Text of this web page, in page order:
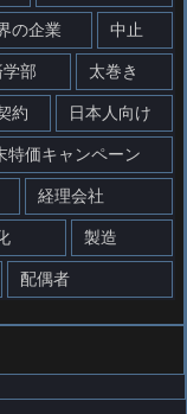
の企業 中止
部 太巻き
約 日本人向け
特価キャンペーン
経理会社
製造
配偶者